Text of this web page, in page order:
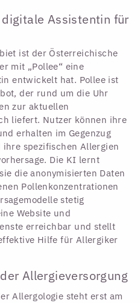
Assistentin für
ist der Österreichische
mit „Pollee“ eine
entwickelt hat. Pollee ist
der rund um die Uhr
zur aktuellen
liefert. Nutzer können ihre
erhalten im Gegenzug
spezifischen Allergien
Die KI lernt
die anonymisierten Daten
Pollenkonzentrationen
stetig
Website und
erreichbar und stellt
Hilfe für Allergiker
Allergieversorgung
Allergologie steht erst am